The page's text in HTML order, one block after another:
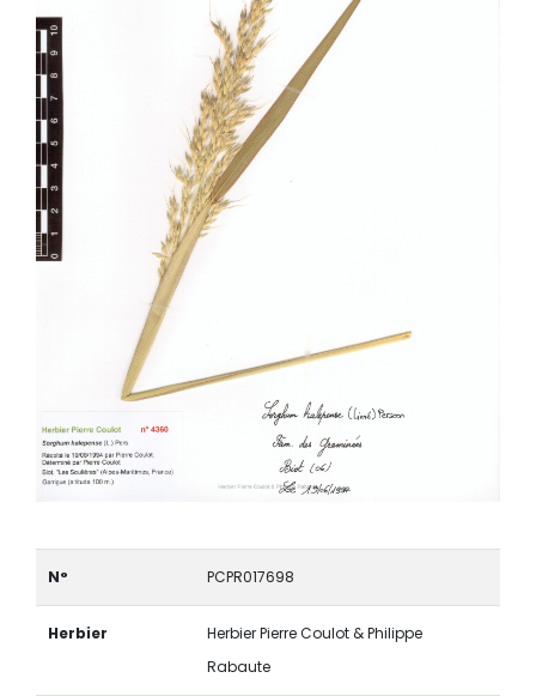
N° PCPR017698
Herbier
Herbier Pierre Coulot & Philippe
Rabaute